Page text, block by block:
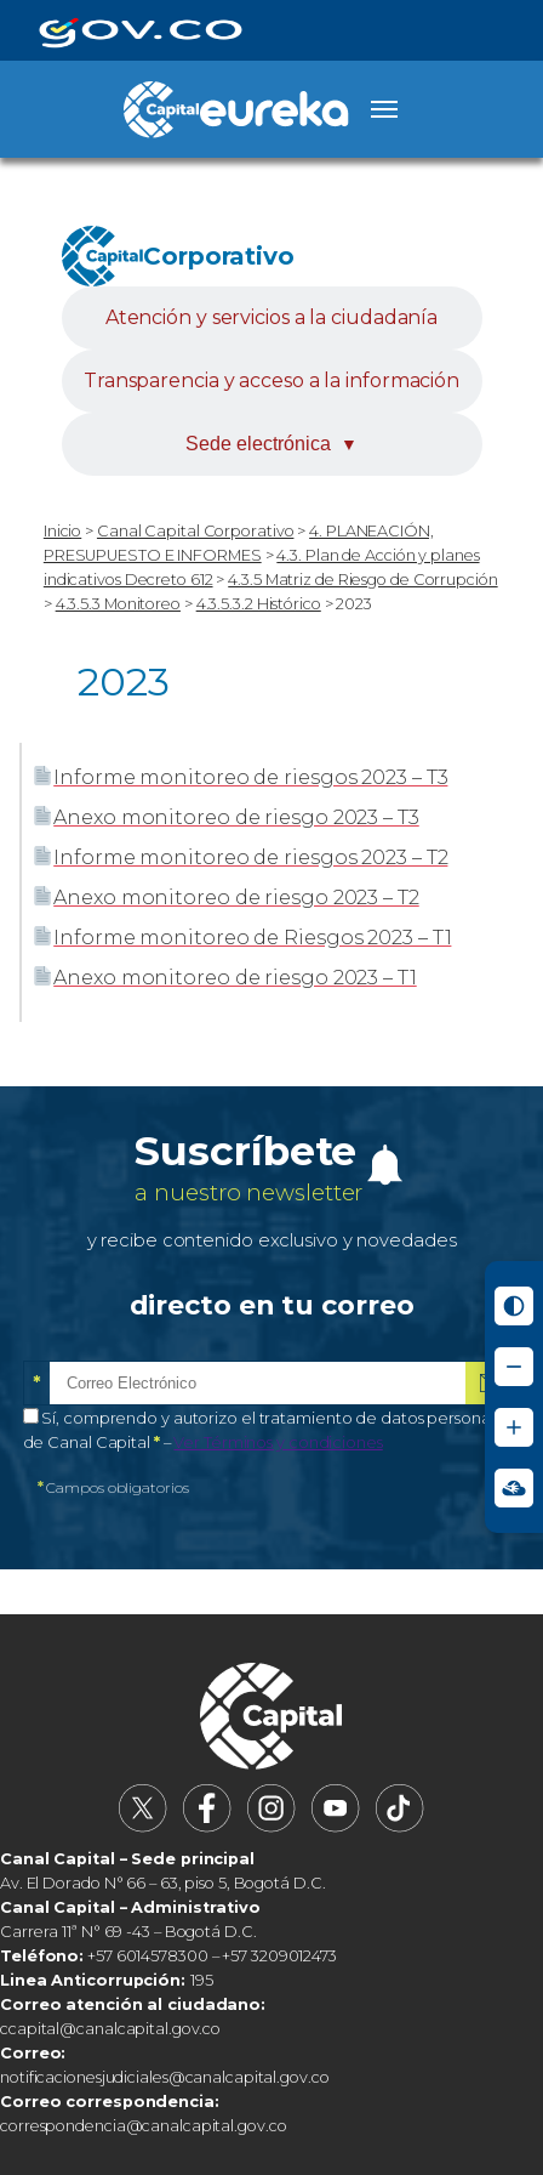
Corporativo
Atención y servicios a la ciudadanía
Transparencia y acceso a la información
Sede electrónica ▼
Inicio > Canal Capital Corporativo >4. PLANEACIÓN,
PRESUPUESTO E INFORMES >4.3. Plan de Acción y planes
indicativos Decreto 612 >4.3.5 Matriz de Riesgo de Corrupción
> 4.3.5.3 Monitoreo > 4.3.5.3.2 Histórico >2023
2023
Informe monitoreo de riesgos 2023 – T3
Anexo monitoreo de riesgo 2023 – T3
Informe monitoreo de riesgos 2023 – T2
Anexo monitoreo de riesgo 2023 – T2
Informe monitoreo de Riesgos 2023 – T1
Anexo monitoreo de riesgo 2023 – T1
Suscríbete
a nuestro newsletter
y recibe contenido exclusivo y novedades
directo en tu correo
Correo electrónico*
*
Campo obligatorio
Autorización de tratamiento de datos personales
Sí, comprendo y autorizo el tratamiento de datos personales
de Canal Capital *–Campo obligatorio
Ver Términos y condiciones
*Campos obligatorios
Canal Capital – Sede principal
Av. El Dorado N° 66 – 63, piso 5, Bogotá D.C.
Canal Capital – Administrativo
Carrera 11ª N° 69 -43 – Bogotá D.C.
Teléfono: +57 6014578300 – +57 3209012473
Linea Anticorrupción: 195
Correo atención al ciudadano:
ccapital@canalcapital.gov.co
Correo:
notificacionesjudiciales@canalcapital.gov.co
Correo correspondencia:
correspondencia@canalcapital.gov.co